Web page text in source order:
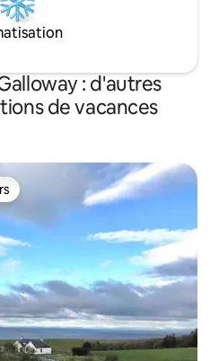
: d'autres
de vacances
plus appréciés